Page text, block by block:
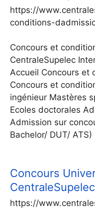
https://
conditions-
Concours et
CentraleSupelec
Accueil Concours et
Concours et
ingénieur Mastères
Ecoles doctorales
Admission sur
Bachelor/ DUT/ ATS)
Concours
CentraleSupelec
https://